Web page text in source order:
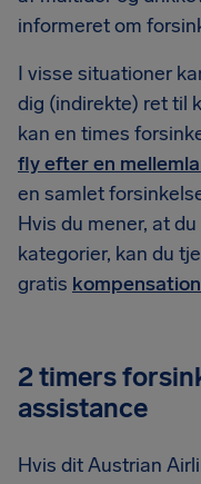
informeret om
I visse situationer
dig (indirekte) ret til
kan en times
fly efter en
en samlet
Hvis du mener, at
kategorier, kan du
gratis
2 timers
assistance
Hvis dit Austrian